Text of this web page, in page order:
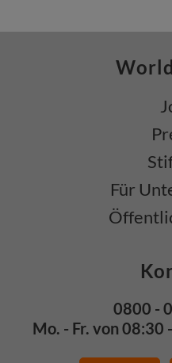
Für
0800 -
Mo. - Fr. von